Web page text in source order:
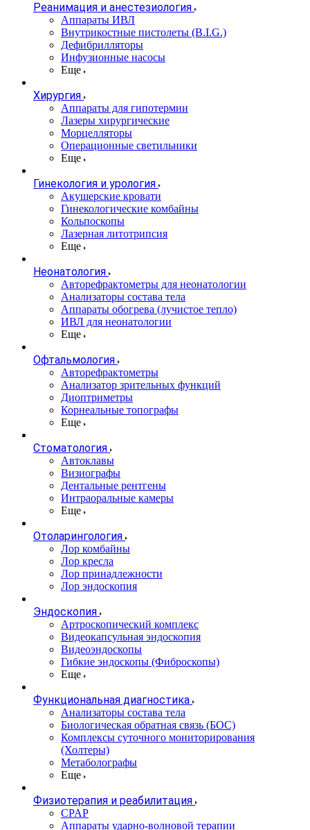
Реанимация и анестезиология
Аппараты ИВЛ
Внутрикостные пистолеты (B.I.G.)
Дефибрилляторы
Инфузионные насосы
Еще
Хирургия
Аппараты для гипотермии
Лазеры хирургические
Морцелляторы
Операционные светильники
Еще
Гинекология и урология
Акушерские кровати
Гинекологические комбайны
Кольпоскопы
Лазерная литотрипсия
Еще
Неонатология
Авторефрактометры для неонатологии
Анализаторы состава тела
Аппараты обогрева (лучистое тепло)
ИВЛ для неонатологии
Еще
Офтальмология
Авторефрактометры
Анализатор зрительных функций
Диоптриметры
Корнеальные топографы
Еще
Стоматология
Автоклавы
Визиографы
Дентальные рентгены
Интраоральные камеры
Еще
Отоларингология
Лор комбайны
Лор кресла
Лор принадлежности
Лор эндоскопия
Эндоскопия
Артроскопический комплекс
Видеокапсульная эндоскопия
Видеоэндоскопы
Гибкие эндоскопы (Фиброcкопы)
Еще
Функциональная диагностика
Анализаторы состава тела
Биологическая обратная связь (БОС)
Комплексы суточного мониторирования
(Холтеры)
Метаболографы
Еще
Физиотерапия и реабилитация
CPAP
Аппараты ударно-волновой терапии